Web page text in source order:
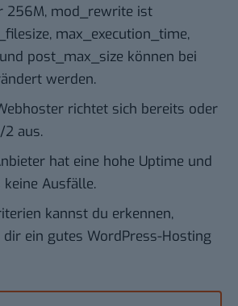
256M, mod_rewrite ist
max_execution_time,
post_max_size können bei
werden.
richtet sich bereits oder
2 aus.
hat eine hohe Uptime und
Ausfälle.
kannst du erkennen,
ein gutes WordPress-Hosting